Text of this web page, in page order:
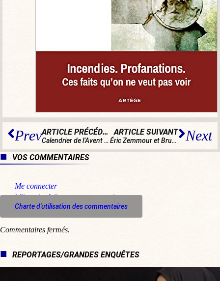
Prev ARTICLE PRÉCÉDENT
Calendrier de l’Avent (case 10) : une boîte de thé pour soutenir les chrétiens persécutés
ARTICLE SUIVANT
Éric Zemmour et Bruno Le Maire : destins croisés Next
VOS COMMENTAIRES
Me connecter
M'inscrire à l'espace commentaire
Charte d'utilisation des commentaires
Commentaires fermés.
REPORTAGES/GRANDES ENQUÊTES